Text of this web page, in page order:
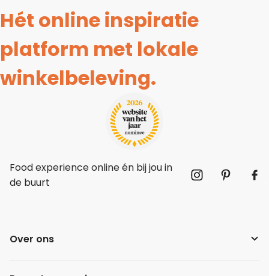
Hét online inspiratie
platform met lokale
winkelbeleving.
Food experience online én bij jou in
de buurt
Over ons